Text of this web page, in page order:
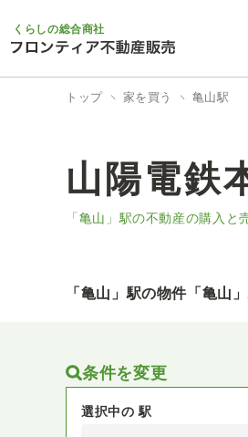
くらしの総合商社
トップ 家を買う 亀山駅
山陽電鉄
「亀山」駅の不動産の購入と
「亀山」駅の物件 「亀山
条件を変更
選択中の 駅